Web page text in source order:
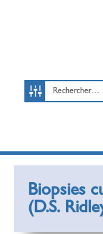
Biopsies
(D.S.